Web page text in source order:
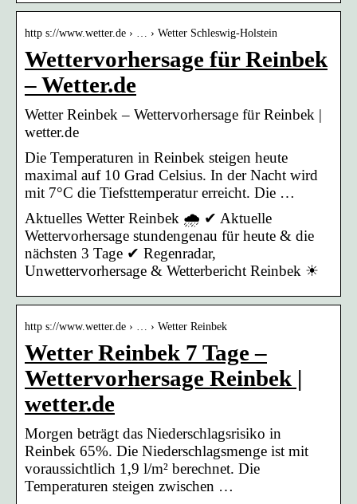
http s://www.wetter.de › … › Wetter Schleswig-Holstein
Wettervorhersage für Reinbek
– Wetter.de
Wetter Reinbek – Wettervorhersage für Reinbek |
wetter.de
Die Temperaturen in Reinbek steigen heute
maximal auf 10 Grad Celsius. In der Nacht wird
mit 7°C die Tiefsttemperatur erreicht. Die …
Aktuelles Wetter Reinbek 🌧️ ✔ Aktuelle
Wettervorhersage stundengenau für heute & die
nächsten 3 Tage ✔ Regenradar,
Unwettervorhersage & Wetterbericht Reinbek ☀
http s://www.wetter.de › … › Wetter Reinbek
Wetter Reinbek 7 Tage –
Wettervorhersage Reinbek |
wetter.de
Morgen beträgt das Niederschlagsrisiko in
Reinbek 65%. Die Niederschlagsmenge ist mit
voraussichtlich 1,9 l/m² berechnet. Die
Temperaturen steigen zwischen …